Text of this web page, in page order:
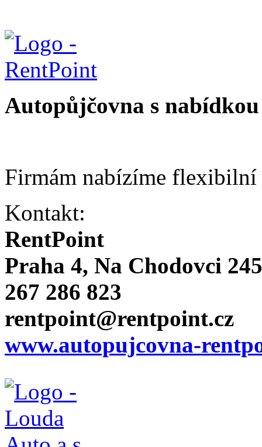
Autopůjčovna s
Firmám nabízíme flexibilní
Kontakt:
RentPoint
Praha 4, Na Chodovci
267 286 823
rentpoint@rentpoint.cz
www.autopujcovna-